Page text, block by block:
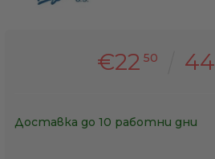
€22 50 44
Доставка до 10 работни дни